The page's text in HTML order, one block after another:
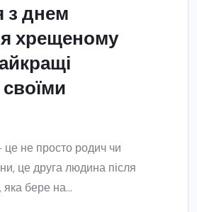
з днем
хрещеному
не просто родич чи
це друга людина після
яка бере на...